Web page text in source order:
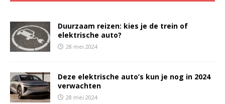
Duurzaam reizen: kies je de trein of
elektrische auto?
28 mei 2024
Deze elektrische auto’s kun je nog in 2024
verwachten
28 mei 2024